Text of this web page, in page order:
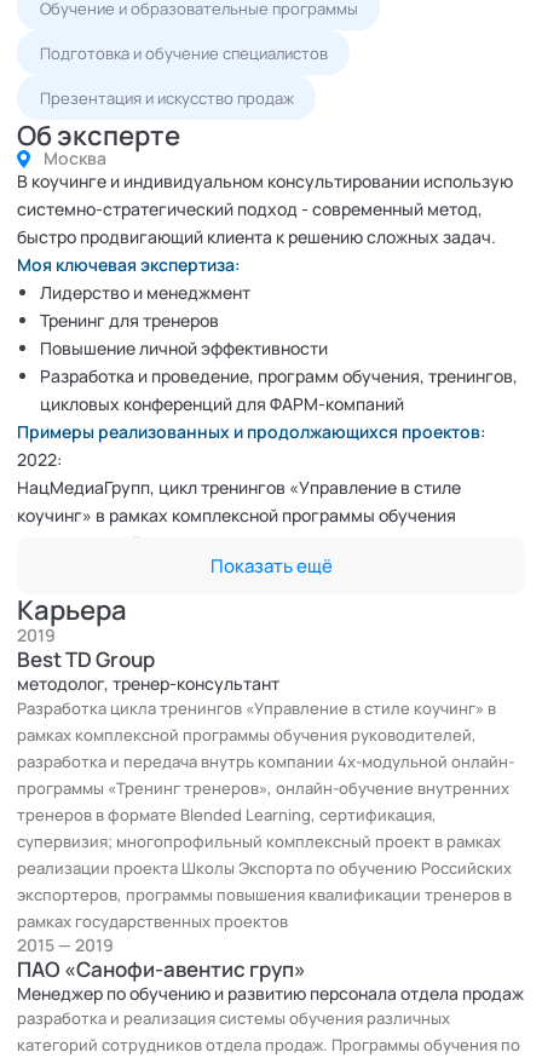
Обучение и образовательные программы
Подготовка и обучение специалистов
Презентация и искусство продаж
Об эксперте
Москва
В коучинге и индивидуальном консультировании использую
системно-стратегический подход - современный метод,
быстро продвигающий клиента к решению сложных задач.
Моя ключевая экспертиза:
Лидерство и менеджмент
Тренинг для тренеров
Повышение личной эффективности
Разработка и проведение, программ обучения, тренингов,
цикловых конференций для ФАРМ-компаний
Примеры реализованных и продолжающихся проектов:
2022:
НацМедиаГрупп, цикл тренингов «Управление в стиле
коучинг» в рамках комплексной программы обучения
руководителей
Билайн Казахстан, разработка и передача внутрь компании
4х-модульной онлайн-программы «Тренинг тренеров»,
онлайн-обучение внутренних тренеров в формате Blended
Learning, сертификация, супервизия
ПАО «Группа Черкизово», «Тренинг тренеров», 3х-модульная
онлайн-программа обучения внутренних тренеров, мастеров
производственного обучения в формате Blended Learning
2019 - по настоящее время:
Школа Экспорта (РЭЦ), НОЧУ ВО «Синергия» -
многопрофильный комплексный проект в рамках реализации
проекта Школы Экспорта по обучению Российских
экспортеров, программы повышения квалификации тренеров
в рамках государственных проектов
2015-2018:
Санофи - разработка и реализация системы обучения
различных категорий сотрудников отдела продаж.
Программы обучения по развитию управленческих навыков,
Показать ещё
Карьера
Best TD Group
методолог, тренер-консультант
Разработка цикла тренингов «Управление в стиле коучинг» в
рамках комплексной программы обучения руководителей,
разработка и передача внутрь компании 4х-модульной онлайн-
программы «Тренинг тренеров», онлайн-обучение внутренних
тренеров в формате Blended Learning, сертификация,
супервизия; многопрофильный комплексный проект в рамках
реализации проекта Школы Экспорта по обучению Российских
экспортеров, программы повышения квалификации тренеров в
рамках государственных проектов
2019
ПАО «Санофи-авентис груп»
Менеджер по обучению и развитию персонала отдела продаж
разработка и реализация системы обучения различных
категорий сотрудников отдела продаж. Программы обучения по
2015 — 2019